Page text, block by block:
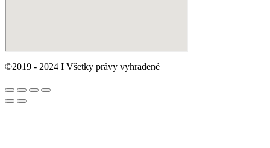
©2019 - 2024 I Všetky právy vyhradené